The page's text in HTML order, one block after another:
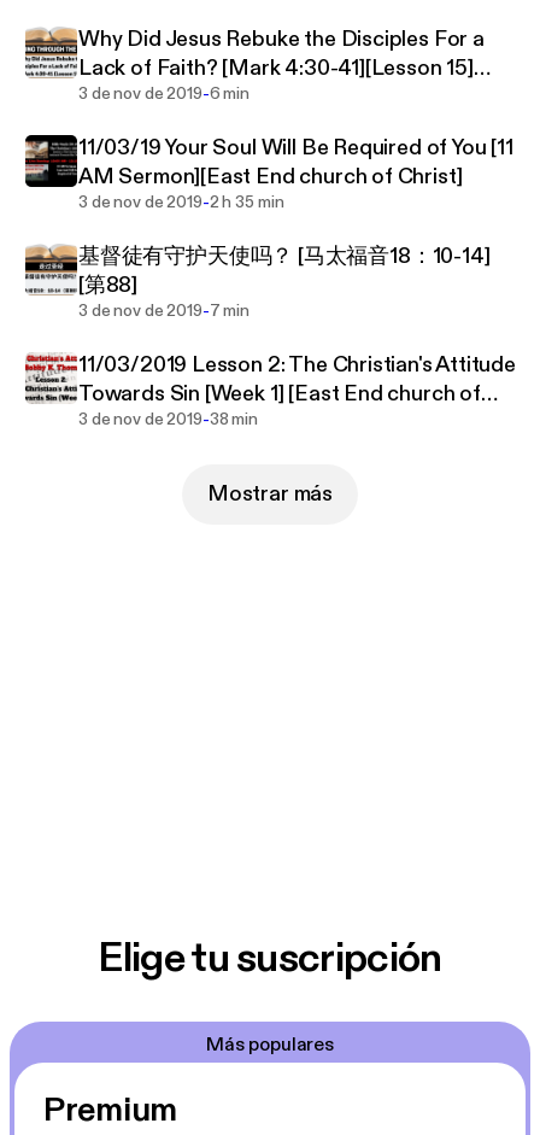
Following baptism, one must remain faithful unto
death in order to receive the eternal reward of
Heaven (Revelation 2:10). The church here at East
End does not have any of its own creeds, we seek
to only follow the Bible. All visitors are welcome to
attend any of our services.
If you have a Bible question that you wished
answered, you can email them to:
answerintheword@gmail.com .
Why Did Jesus Rebuke the Disciples For a
Lack of Faith? [Mark 4:30-41][Lesson 15]
[W.T.T.B.]
3 de nov de 2019-6 min
11/03/19 Your Soul Will Be Required of You [11
AM Sermon][East End church of Christ]
3 de nov de 2019-2 h 35 min
基督徒有守护天使吗？ [马太福音18：10-14]
[第88]
3 de nov de 2019-7 min
11/03/2019 Lesson 2: The Christian's Attitude
Towards Sin [Week 1] [East End church of
Christ]
3 de nov de 2019-38 min
Mostrar más
Elige tu suscripción
Más populares
Premium